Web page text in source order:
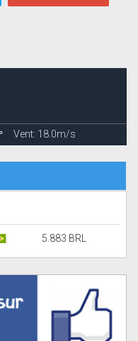
Vent: 18.0m/s
5.883 BRL